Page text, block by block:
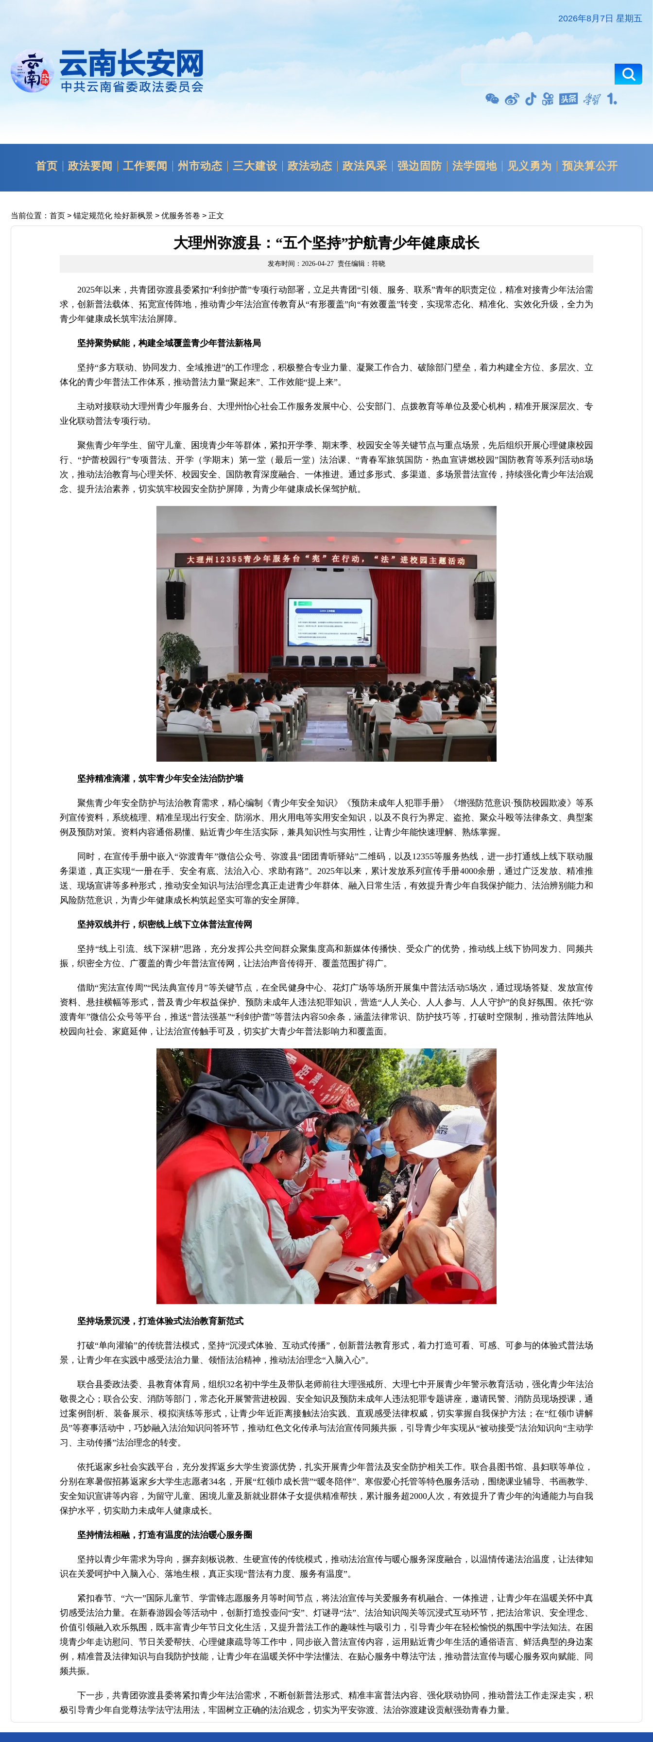
2026年8月7日 星期五
首页 政法要闻 工作要闻 州市动态 三大建设 政法动态 政法风采 强边固防 法学园地 见义勇为 预决算公开
当前位置： 首页 > 锚定规范化 绘好新枫景 > 优服务答卷 > 正文
大理州弥渡县：“五个坚持”护航青少年健康成长
发布时间：2026-04-27 责任编辑：符晓
2025年以来，共青团弥渡县委紧扣“利剑护蕾”专项行动部署，立足共青团“引领、服务、联系”青年的职责定位，精准对接青少年法治需
求，创新普法载体、拓宽宣传阵地，推动青少年法治宣传教育从“有形覆盖”向“有效覆盖”转变，实现常态化、精准化、实效化升级，全力为
青少年健康成长筑牢法治屏障。
坚持聚势赋能，构建全域覆盖青少年普法新格局
坚持“多方联动、协同发力、全域推进”的工作理念，积极整合专业力量、凝聚工作合力、破除部门壁垒，着力构建全方位、多层次、立
体化的青少年普法工作体系，推动普法力量“聚起来”、工作效能“提上来”。
主动对接联动大理州青少年服务台、大理州怡心社会工作服务发展中心、公安部门、点拨教育等单位及爱心机构，精准开展深层次、专
业化联动普法专项行动。
聚焦青少年学生、留守儿童、困境青少年等群体，紧扣开学季、期末季、校园安全等关键节点与重点场景，先后组织开展心理健康校园
行、“护蕾校园行”专项普法、开学（学期末）第一堂（最后一堂）法治课、“青春军旅筑国防・热血宣讲燃校园”国防教育等系列活动8场
次，推动法治教育与心理关怀、校园安全、国防教育深度融合、一体推进。通过多形式、多渠道、多场景普法宣传，持续强化青少年法治观
念、提升法治素养，切实筑牢校园安全防护屏障，为青少年健康成长保驾护航。
坚持精准滴灌，筑牢青少年安全法治防护墙
聚焦青少年安全防护与法治教育需求，精心编制《青少年安全知识》《预防未成年人犯罪手册》《增强防范意识·预防校园欺凌》等系
列宣传资料，系统梳理、精准呈现出行安全、防溺水、用火用电等实用安全知识，以及不良行为界定、盗抢、聚众斗殴等法律条文、典型案
例及预防对策。资料内容通俗易懂、贴近青少年生活实际，兼具知识性与实用性，让青少年能快速理解、熟练掌握。
同时，在宣传手册中嵌入“弥渡青年”微信公众号、弥渡县“团团青听驿站”二维码，以及12355等服务热线，进一步打通线上线下联动服
务渠道，真正实现“一册在手、安全有底、法治入心、求助有路”。2025年以来，累计发放系列宣传手册4000余册，通过广泛发放、精准推
送、现场宣讲等多种形式，推动安全知识与法治理念真正走进青少年群体、融入日常生活，有效提升青少年自我保护能力、法治辨别能力和
风险防范意识，为青少年健康成长构筑起坚实可靠的安全屏障。
坚持双线并行，织密线上线下立体普法宣传网
坚持“线上引流、线下深耕”思路，充分发挥公共空间群众聚集度高和新媒体传播快、受众广的优势，推动线上线下协同发力、同频共
振，织密全方位、广覆盖的青少年普法宣传网，让法治声音传得开、覆盖范围扩得广。
借助“宪法宣传周”“民法典宣传月”等关键节点，在全民健身中心、花灯广场等场所开展集中普法活动5场次，通过现场答疑、发放宣传
资料、悬挂横幅等形式，普及青少年权益保护、预防未成年人违法犯罪知识，营造“人人关心、人人参与、人人守护”的良好氛围。依托“弥
渡青年”微信公众号等平台，推送“普法强基”“利剑护蕾”等普法内容50余条，涵盖法律常识、防护技巧等，打破时空限制，推动普法阵地从
校园向社会、家庭延伸，让法治宣传触手可及，切实扩大青少年普法影响力和覆盖面。
坚持场景沉浸，打造体验式法治教育新范式
打破“单向灌输”的传统普法模式，坚持“沉浸式体验、互动式传播”，创新普法教育形式，着力打造可看、可感、可参与的体验式普法场
景，让青少年在实践中感受法治力量、领悟法治精神，推动法治理念“入脑入心”。
联合县委政法委、县教育体育局，组织32名初中学生及带队老师前往大理强戒所、大理七中开展青少年警示教育活动，强化青少年法治
敬畏之心；联合公安、消防等部门，常态化开展警营进校园、安全知识及预防未成年人违法犯罪专题讲座，邀请民警、消防员现场授课，通
过案例剖析、装备展示、模拟演练等形式，让青少年近距离接触法治实践、直观感受法律权威，切实掌握自我保护方法；在“红领巾讲解
员”等赛事活动中，巧妙融入法治知识问答环节，推动红色文化传承与法治宣传同频共振，引导青少年实现从“被动接受”法治知识向“主动学
习、主动传播”法治理念的转变。
依托返家乡社会实践平台，充分发挥返乡大学生资源优势，扎实开展青少年普法及安全防护相关工作。联合县图书馆、县妇联等单位，
分别在寒暑假招募返家乡大学生志愿者34名，开展“红领巾成长营”“暖冬陪伴”、寒假爱心托管等特色服务活动，围绕课业辅导、书画教学、
安全知识宣讲等内容，为留守儿童、困境儿童及新就业群体子女提供精准帮扶，累计服务超2000人次，有效提升了青少年的沟通能力与自我
保护水平，切实助力未成年人健康成长。
坚持情法相融，打造有温度的法治暖心服务圈
坚持以青少年需求为导向，摒弃刻板说教、生硬宣传的传统模式，推动法治宣传与暖心服务深度融合，以温情传递法治温度，让法律知
识在关爱呵护中入脑入心、落地生根，真正实现“普法有力度、服务有温度”。
紧扣春节、“六一”国际儿童节、学雷锋志愿服务月等时间节点，将法治宣传与关爱服务有机融合、一体推进，让青少年在温暖关怀中真
切感受法治力量。在新春游园会等活动中，创新打造投壶问“安”、灯谜寻“法”、法治知识闯关等沉浸式互动环节，把法治常识、安全理念、
价值引领融入欢乐氛围，既丰富青少年节日文化生活，又提升普法工作的趣味性与吸引力，引导青少年在轻松愉悦的氛围中学法知法。在困
境青少年走访慰问、节日关爱帮扶、心理健康疏导等工作中，同步嵌入普法宣传内容，运用贴近青少年生活的通俗语言、鲜活典型的身边案
例，精准普及法律知识与自我防护技能，让青少年在温暖关怀中学法懂法、在贴心服务中尊法守法，推动普法宣传与暖心服务双向赋能、同
频共振。
下一步，共青团弥渡县委将紧扣青少年法治需求，不断创新普法形式、精准丰富普法内容、强化联动协同，推动普法工作走深走实，积
极引导青少年自觉尊法学法守法用法，牢固树立正确的法治观念，切实为平安弥渡、法治弥渡建设贡献强劲青春力量。